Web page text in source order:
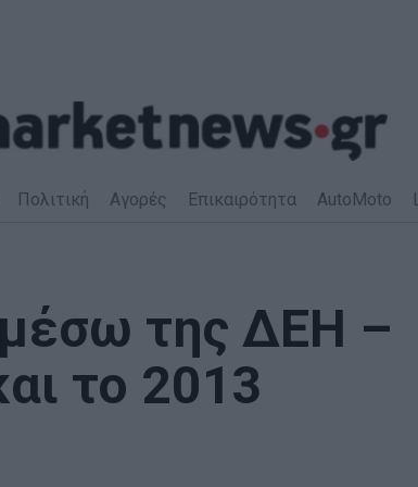
Πολιτική Αγορές Επικαιρότητα AutoMoto
μέσω της ΔΕΗ –
το 2013